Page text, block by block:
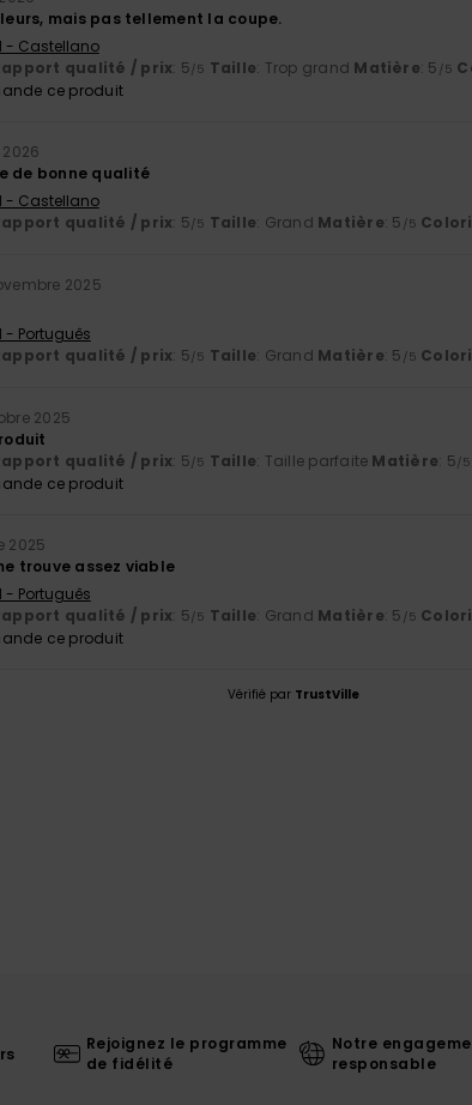
mais pas tellement la coupe.
- Castellano
qualité / prix: 5 /5 Taille: Trop grand Matière: 5 /5
ce produit
de bonne qualité
- Castellano
qualité / prix: 5 /5 Taille: Grand Matière: 5 /5
2025
- Português
qualité / prix: 5 /5 Taille: Grand Matière: 5 /5
2025
qualité / prix: 5 /5 Taille: Taille parfaite Matière: 5 /5
ce produit
2025
trouve assez viable
- Português
qualité / prix: 5 /5 Taille: Grand Matière: 5 /5
ce produit
Vérifié par TrustVille
Rejoignez le programme
de fidélité
Notre
responsable